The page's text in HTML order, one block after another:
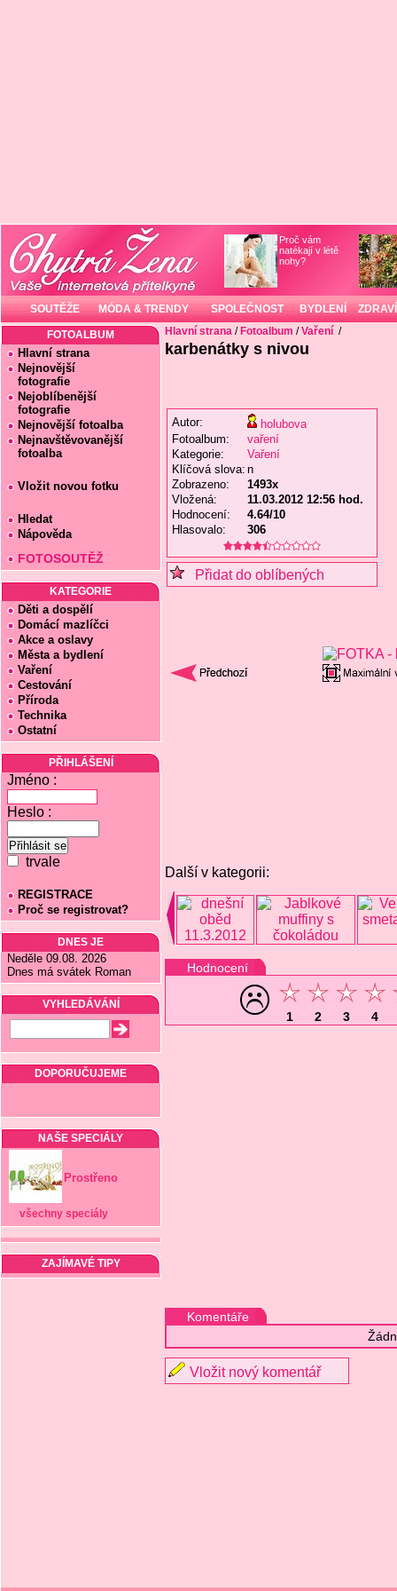
Proč vám
natékají v létě
nohy?
SOUTĚŽE MÓDA & TRENDY SPOLEČNOST BYDLENÍ ZDRAVÍ
FOTOALBUM
Hlavní strana
Nejnovější
fotografie
Nejoblíbenější
fotografie
Nejnovější fotoalba
Nejnavštěvovanější
fotoalba
Vložit novou fotku
Hledat
Nápověda
FOTOSOUTĚŽ
KATEGORIE
Děti a dospělí
Domácí mazlíčci
Akce a oslavy
Města a bydlení
Vaření
Cestování
Příroda
Technika
Ostatní
PŘIHLÁŠENÍ
Jméno :
Heslo :
trvale
REGISTRACE
Proč se registrovat?
DNES JE
Neděle 09.08. 2026
Dnes má svátek Roman
VYHLEDÁVÁNÍ
DOPORUČUJEME
NAŠE SPECIÁLY
Prostřeno
všechny speciály
ZAJÍMAVÉ TIPY
Hlavní strana / Fotoalbum /Vaření /
karbenátky s nivou
Autor:
holubova
Fotoalbum:
vaření
Kategorie:
Vaření
Klíčová slova: n
Zobrazeno:
1493x
Vložená:
11.03.2012 12:56 hod.
Hodnocení:
4.64/10
Hlasovalo:
306
Přidat do oblíbených
Další v kategorii:
Hodnocení
1 2 3 4
Komentáře
Vložit nový komentář